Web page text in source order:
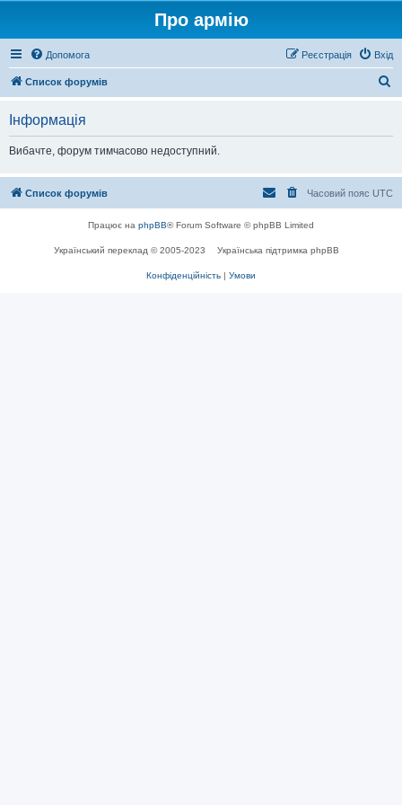
Про армію
Допомога Вхід
Реєстрація
Список форумів
Інформація
Вибачте, форум тимчасово недоступний.
Список форумів Часовий пояс UTC
Працює на phpBB® Forum Software © phpBB Limited
Український переклад © 2005-2023 Українська підтримка phpBB
Конфіденційність | Умови